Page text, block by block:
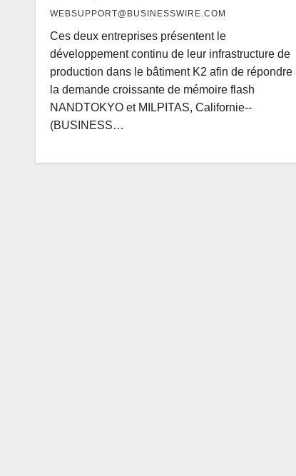
WEBSUPPORT@BUSINESSWIRE.COM
Ces deux entreprises présentent le
développement continu de leur infrastructure de
production dans le bâtiment K2 afin de répondre
la demande croissante de mémoire flash
NANDTOKYO et MILPITAS, Californie--
(BUSINESS…